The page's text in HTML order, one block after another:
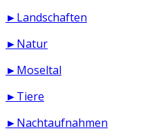
►Landschaften
►Natur
►Moseltal
►Tiere
►Nachtaufnahmen